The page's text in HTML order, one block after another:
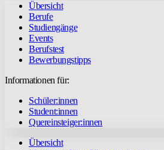
Übersicht
Berufe
Studiengänge
Events
Berufstest
Bewerbungstipps
Informationen für:
Schüler:innen
Student:innen
Quereinsteiger:innen
Übersicht